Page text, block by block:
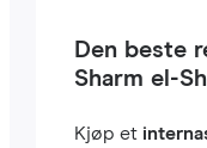
Den beste
Sharm el-
Kjøp et